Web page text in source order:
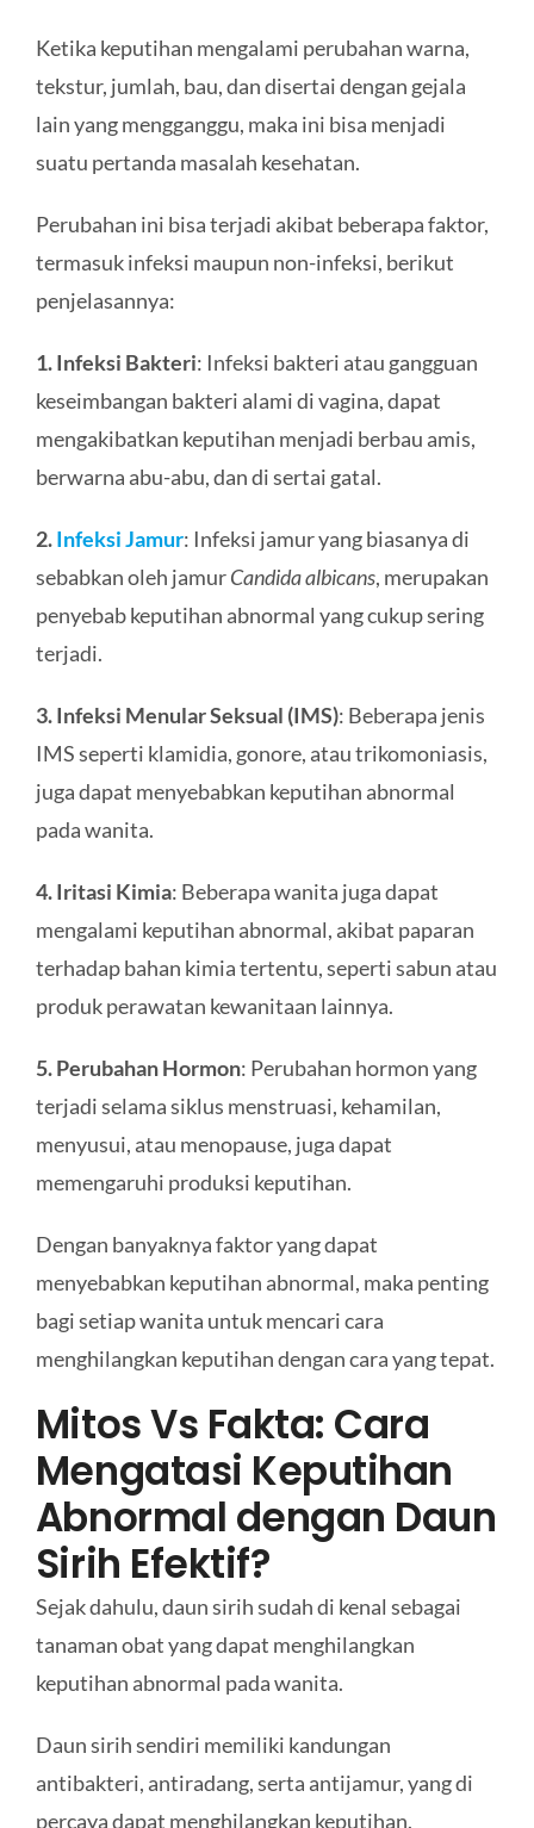
Ketika keputihan mengalami perubahan warna,
tekstur, jumlah, bau, dan disertai dengan gejala
lain yang mengganggu, maka ini bisa menjadi
suatu pertanda masalah kesehatan.
Perubahan ini bisa terjadi akibat beberapa faktor,
termasuk infeksi maupun non-infeksi, berikut
penjelasannya:
1. Infeksi Bakteri: Infeksi bakteri atau gangguan
keseimbangan bakteri alami di vagina, dapat
mengakibatkan keputihan menjadi berbau amis,
berwarna abu-abu, dan di sertai gatal.
2.Infeksi Jamur: Infeksi jamur yang biasanya di
sebabkan oleh jamurCandida albicans, merupakan
penyebab keputihan abnormal yang cukup sering
terjadi.
3. Infeksi Menular Seksual (IMS): Beberapa jenis
IMS seperti klamidia, gonore, atau trikomoniasis,
juga dapat menyebabkan keputihan abnormal
pada wanita.
4. Iritasi Kimia: Beberapa wanita juga dapat
mengalami keputihan abnormal, akibat paparan
terhadap bahan kimia tertentu, seperti sabun atau
produk perawatan kewanitaan lainnya.
5. Perubahan Hormon: Perubahan hormon yang
terjadi selama siklus menstruasi, kehamilan,
menyusui, atau menopause, juga dapat
memengaruhi produksi keputihan.
Dengan banyaknya faktor yang dapat
menyebabkan keputihan abnormal, maka penting
bagi setiap wanita untuk mencari cara
menghilangkan keputihan dengan cara yang tepat.
Mitos Vs Fakta: Cara
Mengatasi Keputihan
Abnormal dengan Daun
Sirih Efektif?
Sejak dahulu, daun sirih sudah di kenal sebagai
tanaman obat yang dapat menghilangkan
keputihan abnormal pada wanita.
Daun sirih sendiri memiliki kandungan
antibakteri, antiradang, serta antijamur, yang di
percaya dapat menghilangkan keputihan.